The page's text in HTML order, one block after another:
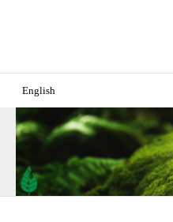
English
درباره ما
پروژه‌های
تماس با ما